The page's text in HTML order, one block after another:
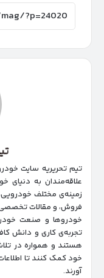
تیم تحریریه سایت
علاقه‌مندان به
زمینه‌‌ی مختلف
فروش، و مقالات تخصصی
خودروها و صنعت
تجربه‌ی کاری و دانش
هستند و همواره در
خود کمک کنند تا
آورند.